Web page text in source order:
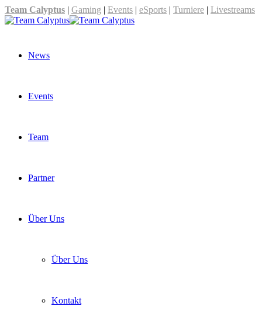
Team Calyptus | Gaming | Events | eSports | Turniere | Livestreams
News
Events
Team
Partner
Über Uns
Über Uns
Kontakt